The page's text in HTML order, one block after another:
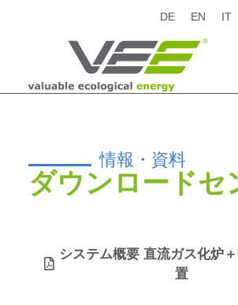
DE EN IT
情報・資料
ダウンロードセ
システム概要 直流ガス化炉
置